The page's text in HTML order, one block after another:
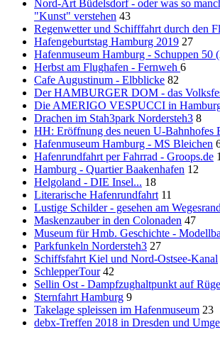
Nord-Art Büdelsdorf - oder was so
"Kunst" verstehen 43
Regenwetter und Schifffahrt durch den
Hafengeburtstag Hamburg 2019 27
Hafenmuseum Hamburg - Schuppen 50
Herbst am Flughafen - Fernweh 6
Cafe Augustinum - Elbblicke 82
Der HAMBURGER DOM - das
Die AMERIGO VESPUCCI in
Drachen im Stah3park Nordersteh3 8
HH: Eröffnung des neuen U-Bahnhofes
Hafenmuseum Hamburg - MS Bleichen
Hafenrundfahrt per Fahrrad - Groops.de
Hamburg - Quartier Baakenhafen 12
Helgoland - DIE Insel... 18
Literarische Hafenrundfahrt 11
Lustige Schilder - gesehen am
Maskenzauber in den Colonaden 47
Museum für Hmb. Geschichte -
Parkfunkeln Nordersteh3 27
Schiffsfahrt Kiel und Nord-Ostsee-Kanal
SchlepperTour 42
Sellin Ost - Dampfzughaltpunkt auf
Sternfahrt Hamburg 9
Takelage spleissen im Hafenmuseum 23
debx-Treffen 2018 in Dresden und